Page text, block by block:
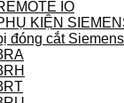
IO
KIỆN
đóng cắt Siemens